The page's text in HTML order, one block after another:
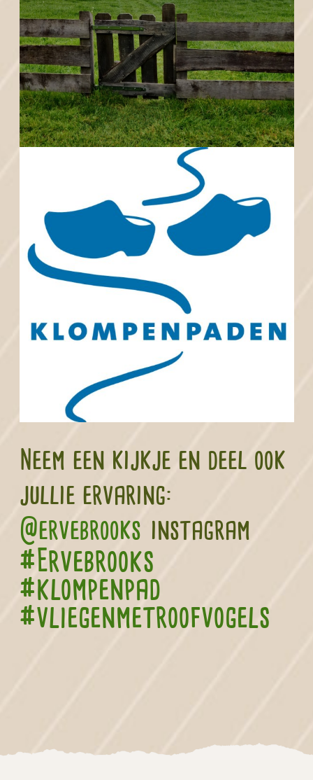
Neem een kijkje en deel ook
jullie ervaring:
@ervebrooks instagram
#Ervebrooks
#klompenpad
#vliegenmetroofvogels